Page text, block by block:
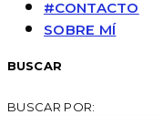
#CONTACTO
SOBRE MÍ
BUSCAR
BUSCAR POR: